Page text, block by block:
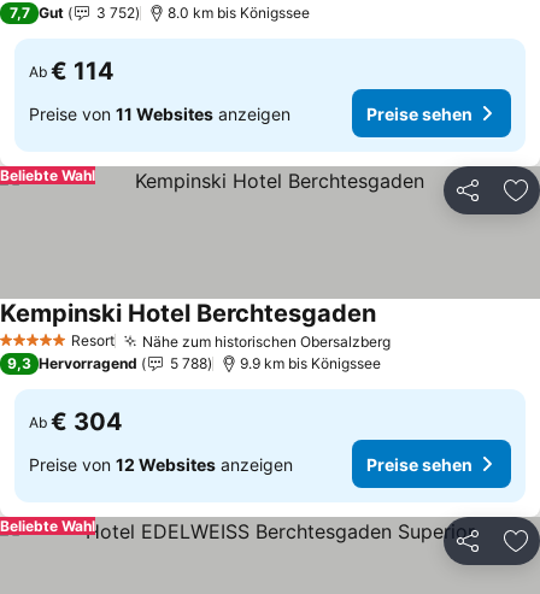
7,7 Gut 3 752 8.0 km bis Königssee
Ab € 114
Preise von 11 Websites anzeigen Preise sehen
Teilen
Beliebte Wahl
5 Sterne Resort Nähe zum historischen Obersalzberg
Kempinski Hotel Berchtesgaden
9,3 Hervorragend 5 788 9.9 km bis Königssee
Ab € 304
Preise von 12 Websites anzeigen Preise sehen
Teilen
Beliebte Wahl